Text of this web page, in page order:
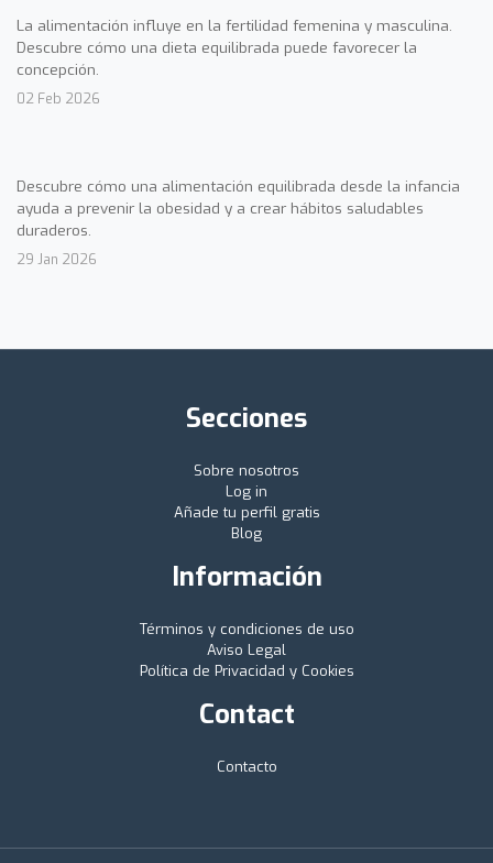
La alimentación influye en la fertilidad femenina y masculina.
Descubre cómo una dieta equilibrada puede favorecer la
concepción.
02 Feb 2026
Descubre cómo una alimentación equilibrada desde la infancia
ayuda a prevenir la obesidad y a crear hábitos saludables
duraderos.
29 Jan 2026
Secciones
Sobre nosotros
Log in
Añade tu perfil gratis
Blog
Información
Términos y condiciones de uso
Aviso Legal
Política de Privacidad y Cookies
Contact
Contacto